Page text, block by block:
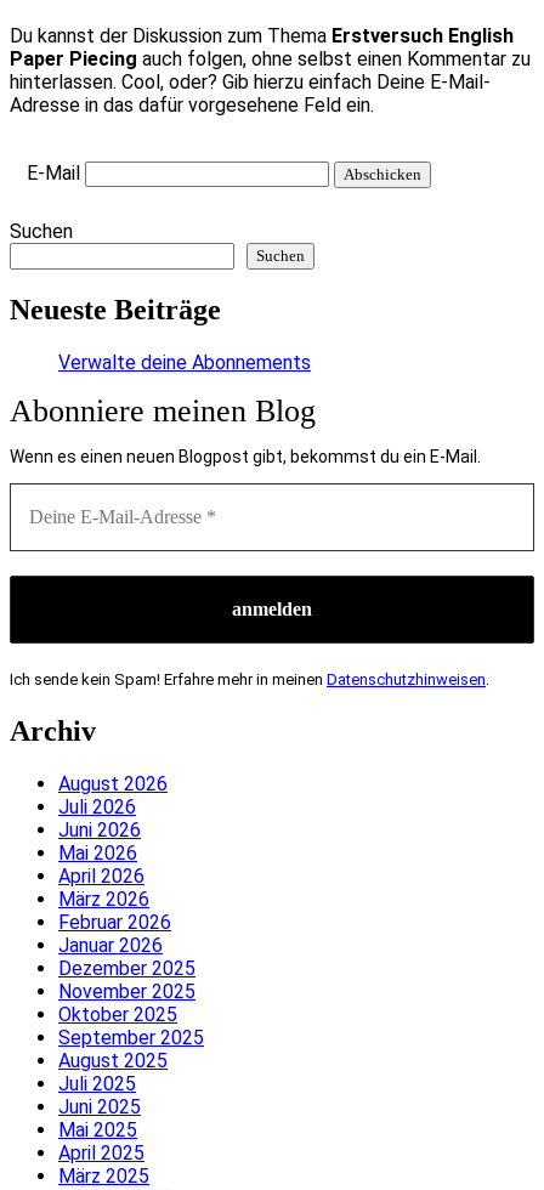
Du kannst der Diskussion zum Thema Erstversuch English
Paper Piecing auch folgen, ohne selbst einen Kommentar zu
hinterlassen. Cool, oder? Gib hierzu einfach Deine E-Mail-
Adresse in das dafür vorgesehene Feld ein.
E-Mail
Suchen
Suchen
Neueste Beiträge
Verwalte deine Abonnements
Abonniere meinen Blog
Wenn es einen neuen Blogpost gibt, bekommst du ein E-Mail.
Ich sende kein Spam! Erfahre mehr in meinen Datenschutzhinweisen.
Archiv
August 2026
Juli 2026
Juni 2026
Mai 2026
April 2026
März 2026
Februar 2026
Januar 2026
Dezember 2025
November 2025
Oktober 2025
September 2025
August 2025
Juli 2025
Juni 2025
Mai 2025
April 2025
März 2025